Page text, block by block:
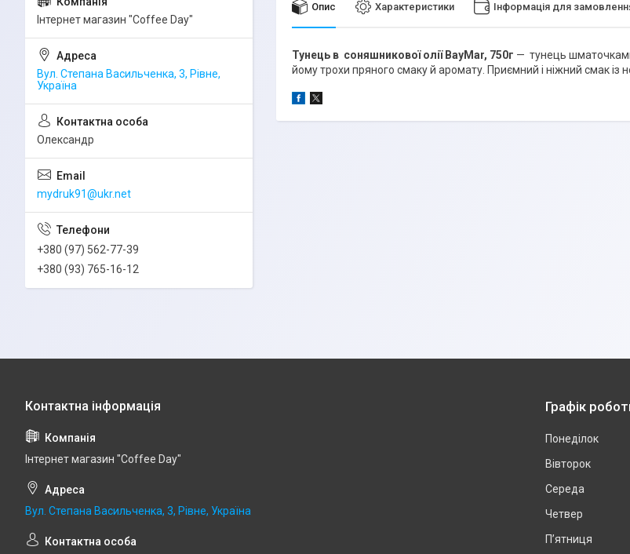
Опис Характеристики Інформація для
Тунець в соняшникової олії BayMar, 750г — тунець шматочками
йому трохи пряного смаку й аромату. Приємний і ніжний смак із
Інтернет магазин "Coffee Day"
Вул. Степана Васильченка, 3, Рівне,
Україна
Олександр
mydruk91@ukr.net
+380 (97) 562-77-39
+380 (93) 765-16-12
Інтернет магазин "Coffee Day"
Вул. Степана Васильченка, 3, Рівне, Україна
Графік
Понеділок
Вівторок
Середа
Четвер
Пʼятниця